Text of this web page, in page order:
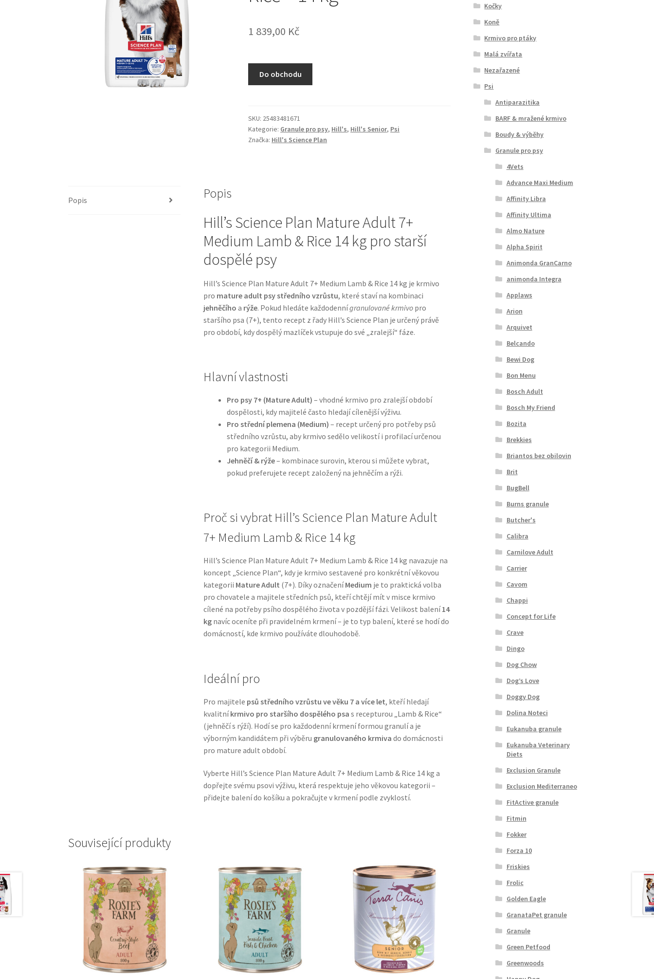
1 839,00 Kč
Do obchodu
SKU: 25483481671
Kategorie: Granule pro psy, Hill's, Hill's Senior, Psi
Značka: Hill's Science Plan
Popis Popis
Hill’s Science Plan Mature Adult 7+
Medium Lamb & Rice 14 kg pro starší
dospělé psy
Hill’s Science Plan Mature Adult 7+ Medium Lamb & Rice 14 kg je krmivo
pro mature adult psy středního vzrůstu, které staví na kombinaci
jehněčího a rýže. Pokud hledáte každodennígranulované krmivopro
staršího psa (7+), tento recept z řady Hill’s Science Plan je určený právě
pro období, kdy dospělý mazlíček vstupuje do své „zralejší“ fáze.
Hlavní vlastnosti
Pro psy 7+ (Mature Adult) – vhodné krmivo pro zralejší období
dospělosti, kdy majitelé často hledají cílenější výživu.
Pro střední plemena (Medium) – recept určený pro potřeby psů
středního vzrůstu, aby krmivo sedělo velikostí i profilací určenou
pro kategorii Medium.
Jehněčí & rýže– kombinace surovin, kterou si můžete vybrat,
pokud preferujete recept založený na jehněčím a rýži.
Proč si vybrat Hill’s Science Plan Mature Adult
7+ Medium Lamb & Rice 14 kg
Hill’s Science Plan Mature Adult 7+ Medium Lamb & Rice 14 kg navazuje na
koncept „Science Plan“, kdy je krmivo sestavené pro konkrétní věkovou
kategorii Mature Adult (7+). Díky označeníMedium je to praktická volba
pro chovatele a majitele středních psů, kteří chtějí mít v misce krmivo
cílené na potřeby psího dospělého života v pozdější fázi. Velikost balení14
kgnavíc oceníte při pravidelném krmení – je to typ balení, které se hodí do
domácností, kde krmivo používáte dlouhodobě.
Ideální pro
Pro majitele psů středního vzrůstu ve věku 7 a více let, kteří hledají
kvalitníkrmivo pro staršího dospělého psa s recepturou „Lamb & Rice“
(jehněčí s rýží). Hodí se pro každodenní krmení formou granulí a je
výborným kandidátem při výběru granulovaného krmiva do domácnosti
pro mature adult období.
Vyberte Hill’s Science Plan Mature Adult 7+ Medium Lamb & Rice 14 kg a
dopřejte svému psovi výživu, která respektuje jeho věkovou kategorii –
přidejte balení do košíku a pokračujte v krmení podle zvyklostí.
Související produkty
Kočky
Koně
Krmivo pro ptáky
Malá zvířata
Nezařazené
Psi
Antiparazitika
BARF & mražené krmivo
Boudy & výběhy
Granule pro psy
4Vets
Advance Maxi Medium
Affinity Libra
Affinity Ultima
Almo Nature
Alpha Spirit
Animonda GranCarno
animonda Integra
Applaws
Arion
Arquivet
Belcando
Bewi Dog
Bon Menu
Bosch Adult
Bosch My Friend
Bozita
Brekkies
Briantos bez obilovin
Brit
BugBell
Burns granule
Butcher's
Calibra
Carnilove Adult
Carrier
Cavom
Chappi
Concept for Life
Crave
Dingo
Dog Chow
Dog’s Love
Doggy Dog
Dolina Noteci
Eukanuba granule
Eukanuba Veterinary
Diets
Exclusion Granule
Exclusion Mediterraneo
FitActive granule
Fitmin
Fokker
Forza 10
Friskies
Frolic
Golden Eagle
GranataPet granule
Granule
Green Petfood
Greenwoods